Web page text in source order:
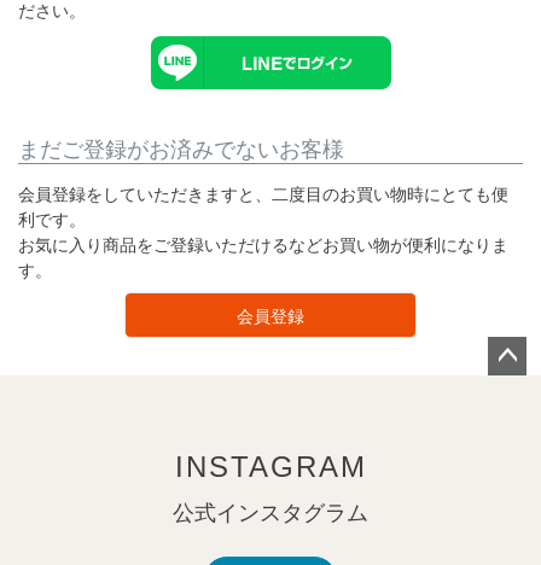
ださい。
まだご登録がお済みでないお客様
会員登録をしていただきますと、二度目のお買い物時にとても便
利です。
お気に入り商品をご登録いただけるなどお買い物が便利になりま
す。
会員登録
INSTAGRAM
公式インスタグラム